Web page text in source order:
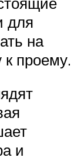
для
на
проему.
и